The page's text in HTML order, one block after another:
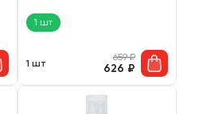
1 шт
1 шт
659₽
626 ₽